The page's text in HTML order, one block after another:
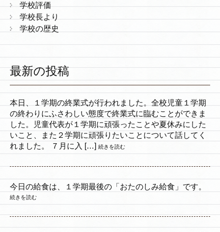
学校評価
学校長より
学校の歴史
最新の投稿
本日、１学期の終業式が行われました。全校児童１学期
の終わりにふさわしい態度で終業式に臨むことができま
した。児童代表が１学期に頑張ったことや夏休みにした
いこと、また２学期に頑張りたいことについて話してく
れました。 ７月に入 […] 続きを読む
今日の給食は、１学期最後の「おたのしみ給食」です。
続きを読む